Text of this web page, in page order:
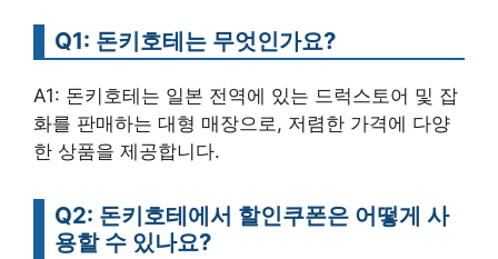
Q1: 돈키호테는 무엇인가요?
A1: 돈키호테는 일본 전역에 있는 드럭스토어 및 잡
화를 판매하는 대형 매장으로, 저렴한 가격에 다양
한 상품을 제공합니다.
Q2: 돈키호테에서 할인쿠폰은 어떻게 사
용할 수 있나요?